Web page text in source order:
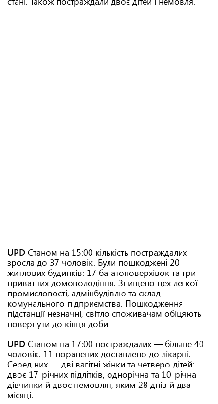
UPD Станом на 15:00 кількість постраждалих
зросла до 37 чоловік. Були пошкоджені 20
житлових будинків: 17 багатоповерхівок та три
приватних домоволодіння. Знищено цех легкої
промисловості, адмінбудівлю та склад
комунального підприємства. Пошкодження
підстанції незначні, світло споживачам обіцяють
повернути до кінця доби.
UPD Станом на 17:00 постраждалих — більше 40
чоловік. 11 поранених доставлено до лікарні.
Серед них — дві вагітні жінки та четверо дітей:
двоє 17-річних підлітків, однорічна та 10-річна
дівчинки й двоє немовлят, яким 28 днів й два
місяці.